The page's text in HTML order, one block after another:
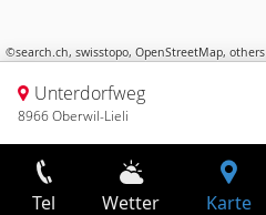
©search.ch, swisstopo, OpenStreetMap, others
Unterdorfweg
8966 Oberwil-Lieli
Tel Wetter Karte